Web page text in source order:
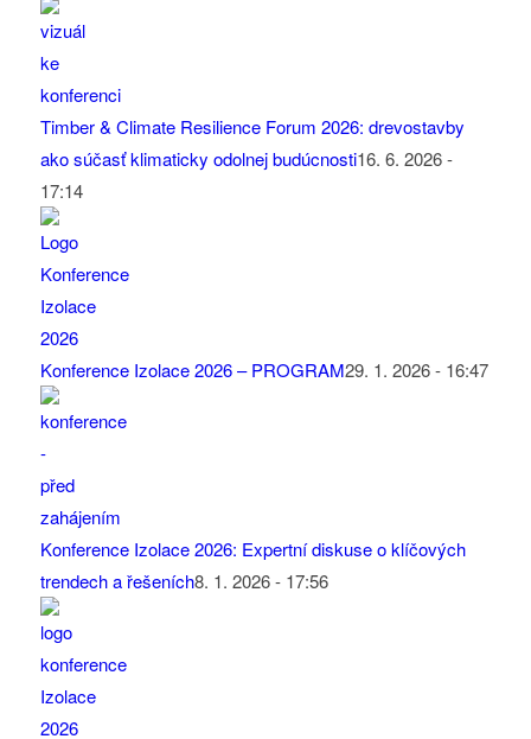
Timber & Climate Resilience Forum 2026: drevostavby
ako súčasť klimaticky odolnej budúcnosti16. 6. 2026 -
17:14
Konference Izolace 2026 – PROGRAM29. 1. 2026 - 16:47
Konference Izolace 2026: Expertní diskuse o klíčových
trendech a řešeních8. 1. 2026 - 17:56